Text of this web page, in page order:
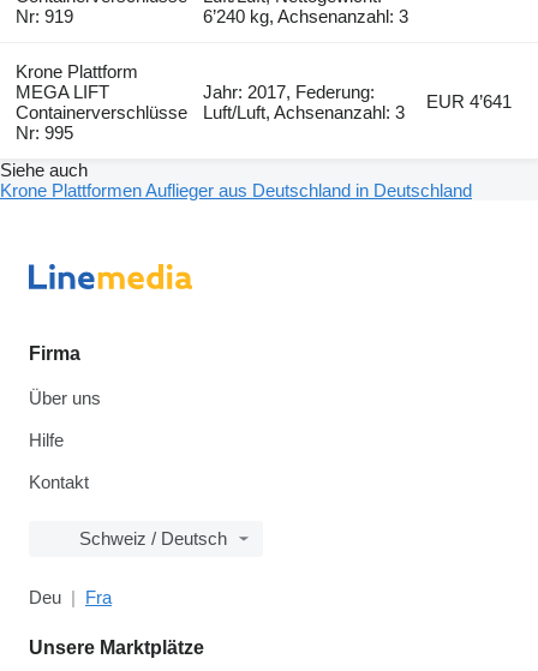
Nr: 919
6’240 kg, Achsenanzahl: 3
Krone Plattform
MEGA LIFT
Containerverschlüsse
Nr: 995
Jahr: 2017, Federung:
Luft/Luft, Achsenanzahl: 3
EUR 4’641
Siehe auch
Krone Plattformen Auflieger aus Deutschland in Deutschland
Firma
Über uns
Hilfe
Kontakt
Schweiz / Deutsch
Deu Fra
Unsere Marktplätze